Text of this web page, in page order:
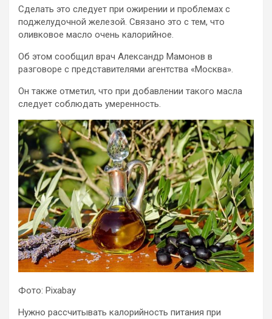
Сделать это следует при ожирении и проблемах с
поджелудочной железой. Связано это с тем, что
оливковое масло очень калорийное.
Об этом сообщил врач Александр Мамонов в
разговоре с представителями агентства «Москва».
Он также отметил, что при добавлении такого масла
следует соблюдать умеренность.
Фото: Pixabay
Нужно рассчитывать калорийность питания при